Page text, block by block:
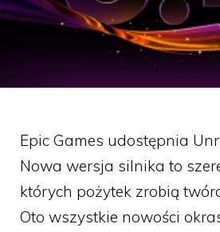
Epic Games udostępnia
Nowa wersja silnika to
których pożytek zrobią
Oto wszystkie nowości